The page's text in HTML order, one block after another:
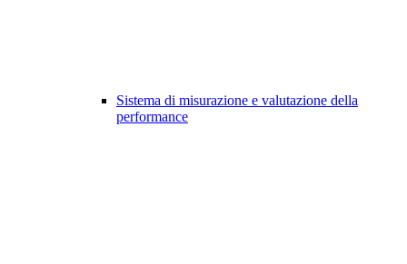
Sistema di misurazione e valutazione della
performance